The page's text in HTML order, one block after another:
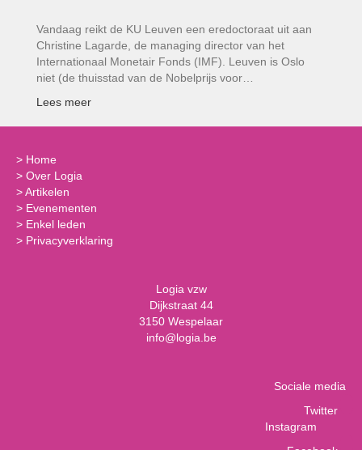
Vandaag reikt de KU Leuven een eredoctoraat uit aan
Christine Lagarde, de managing director van het
Internationaal Monetair Fonds (IMF). Leuven is Oslo
niet (de thuisstad van de Nobelprijs voor…
Lees meer
> Home
> Over Logia
>Artikelen
> Evenementen
> Enkel leden
> Privacyverklaring
Logia vzw
Dijkstraat 44
3150 Wespelaar
info@logia.be
Sociale media
Twitter
Instagram